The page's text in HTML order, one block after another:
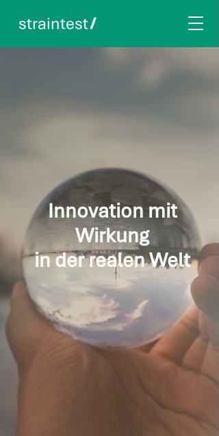
Innovation mit
Wirkung
in der realen Welt